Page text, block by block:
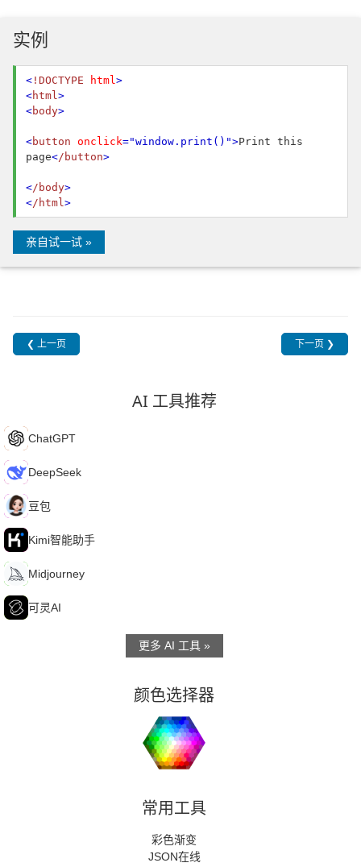
实例
< !DOCTYPE html >
<html >
<body>
<button onclick="window.print()">Print this
page</button>
</body>
</html >
亲自试一试 »
❮ 上一页 下一页 ❯
AI 工具推荐
C ChatGPT
D DeepSeek
豆 豆包
K Kimi智能助手
M Midjourney
可 可灵AI
更多 AI 工具 »
颜色选择器
常用工具
彩色渐变
JSON在线